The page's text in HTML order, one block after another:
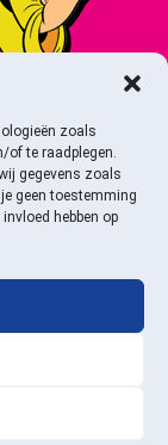
zoals
of te raadplegen.
gegevens zoals
geen toestemming
hebben op
en de rest.